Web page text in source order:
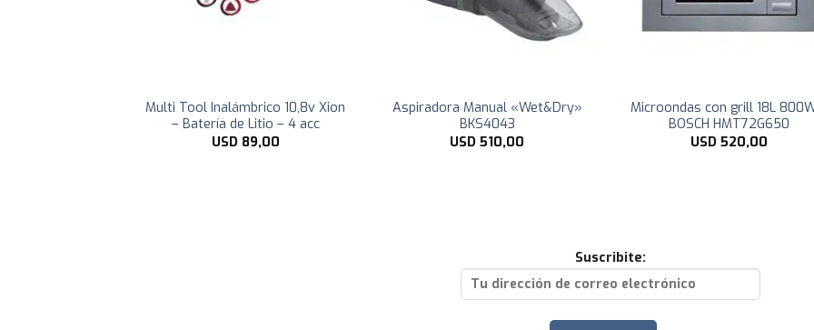
Multi Tool Inalámbrico 10,8v Xion
– Batería de Litio – 4 acc
USD 89,00
Aspiradora Manual «Wet&Dry»
BKS4043
USD510,00
Microondas con grill 18L
BOSCH HMT72G650
USD520,00
Suscribite: